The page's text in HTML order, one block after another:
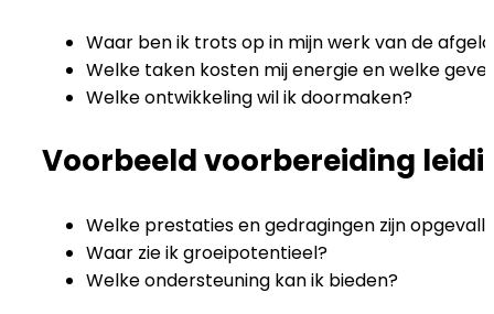
Waar ben ik trots op in mijn werk van de
Welke taken kosten mij energie en welke
Welke ontwikkeling wil ik doormaken?
Voorbeeld voorbereiding
Welke prestaties en gedragingen zijn
Waar zie ik groeipotentieel?
Welke ondersteuning kan ik bieden?